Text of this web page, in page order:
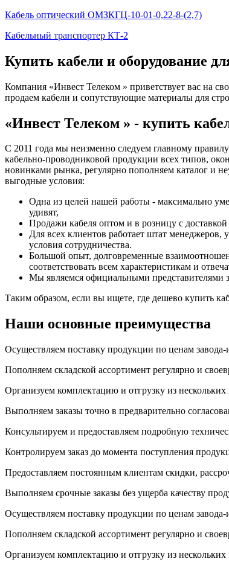
Кабель оптический ОМЗКГЦ-10-01-0,22-8-(2,7)
Кабельный транспортер КТ-2
Купить кабели и оборудование
Компания «Инвест Телеком » приветствует вас на
продаем кабели и сопутствующие материалы для
«Инвест Телеком » - купить
С 2011 года мы неизменно следуем главному
кабельно-проводниковой продукции всех типов,
новинками рынка, регулярно пополняем каталог и
выгодные условия:
Одна из целей нашей работы - максимально
удивят,
Продажи кабеля оптом и в розницу с
Для всех клиентов работает штат
условия сотрудничества.
Большой опыт, долговременные
соответствовать всем характеристикам и
Мы являемся официальными
Таким образом, если вы ищете, где дешево купить
Наши основные преимущества
Осуществляем поставку продукции по ценам завода-
Пополняем складской ассортимент регулярно и
Организуем комплектацию и отгрузку из
Выполняем заказы точно в предварительно
Консультируем и предоставляем подробную
Контролируем заказ до момента поступления
Предоставляем постоянным клиентам скидки,
Выполняем срочные заказы без ущерба качеству
Осуществляем поставку продукции по ценам завода-
Пополняем складской ассортимент регулярно и
Организуем комплектацию и отгрузку из